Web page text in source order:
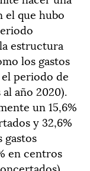
el que hubo
estructura
los gastos
periodo de
año 2020).
un 15,6%
sy 32,6%
gastos
en centros
s).